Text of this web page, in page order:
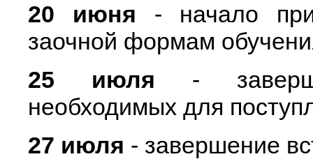
20 июня - начало
заочной формам
25 июля -
необходимых для
27 июля - завершение